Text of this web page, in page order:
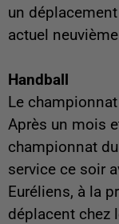
un
actuel
Handball
Le
Après un mois
championnat
service ce soir
Euréliens, à la
déplacent chez